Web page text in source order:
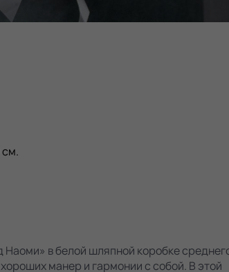
Наоми» в белой шляпной коробке
манер и гармонии с собой. В этой